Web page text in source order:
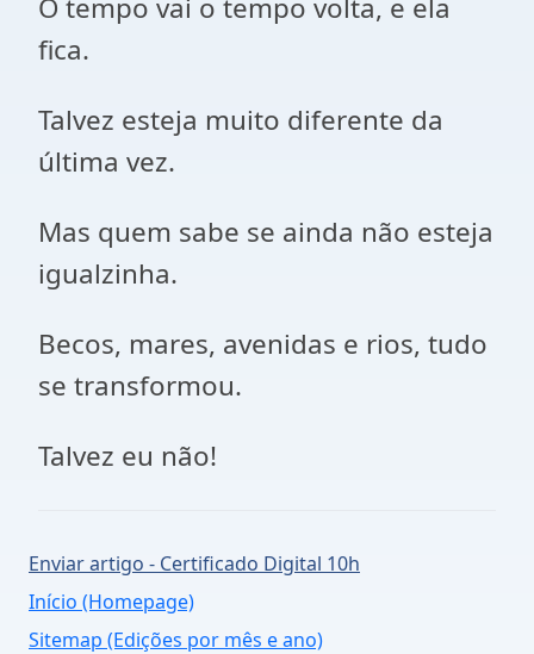
O tempo vai o tempo volta, e ela
fica.
Talvez esteja muito diferente da
última vez.
Mas quem sabe se ainda não esteja
igualzinha.
Becos, mares, avenidas e rios, tudo
se transformou.
Talvez eu não!
Enviar artigo - Certificado Digital 10h
Início (Homepage)
Sitemap (Edições por mês e ano)